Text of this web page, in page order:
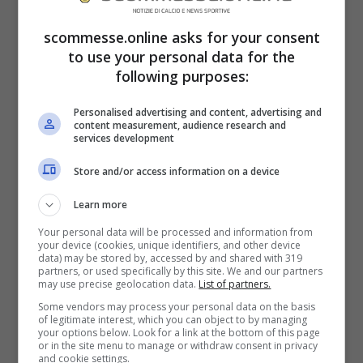
Adriano GallianieRaffaele Palladino
allenatore delMonza, sono corsi in
ospedale per avere maggiori informazioni
sullo stato di salute di
stesso spagnolo avrebbe detto all’ad di
aver avuto suerte”perché ha visto una
persona morire davanti a lui. “Ero con il
carrello con dentro il mio bambino, ho
sentito un dolore atroce alla schiena“,
racconta il difensore.Gallianiha invece
scommesse.online asks for your consent
to use your personal data for the
following purposes:
Personalised advertising and content, advertising and
content measurement, audience research and
services development
Store and/or access information on a device
Learn more
Your personal data will be processed and information from
your device (cookies, unique identifiers, and other device
data) may be stored by, accessed by and shared with 319
partners, or used specifically by this site. We and our partners
may use precise geolocation data. List of partners.
Some vendors may process your personal data on the basis
of legitimate interest, which you can object to by managing
your options below. Look for a link at the bottom of this page
or in the site menu to manage or withdraw consent in privacy
and cookie settings.